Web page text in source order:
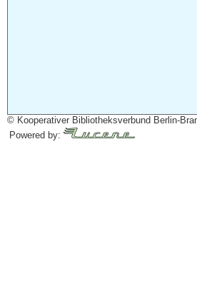
© Kooperativer Bibliotheksverbund Berlin-
Powered by: